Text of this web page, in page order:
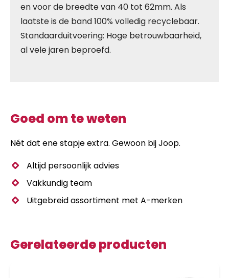
en voor de breedte van 40 tot 62mm. Als
laatste is de band 100% volledig recyclebaar.
Standaarduitvoering: Hoge betrouwbaarheid,
al vele jaren beproefd.
Goed om te weten
Nét dat ene stapje extra. Gewoon bij Joop.
Altijd persoonlijk advies
Vakkundig team
Uitgebreid assortiment met A-merken
Gerelateerde producten